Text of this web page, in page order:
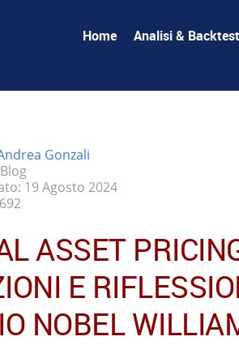
Home Analisi & Backtest
Gonzali
Blog
19 Agosto 2024
ASSET
E
NOBEL